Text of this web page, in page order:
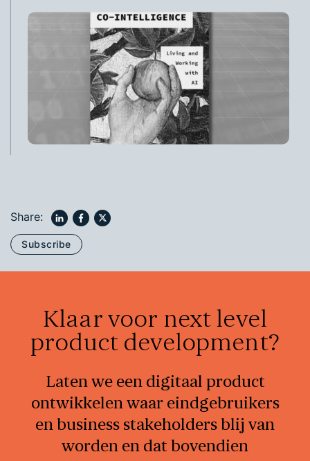
Share:
Subscribe
Klaar voor next level
product development?
Laten we een digitaal product
ontwikkelen waar eindgebruikers
en business stakeholders blij van
worden en dat bovendien